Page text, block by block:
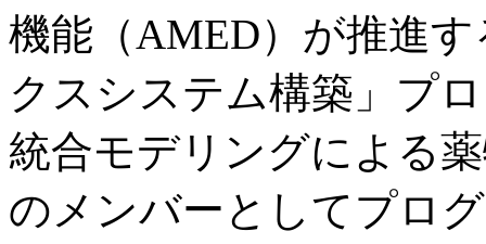
機能（AMED）が推進
クスシステム構築」プ
統合モデリングによる
のメンバーとしてプロ